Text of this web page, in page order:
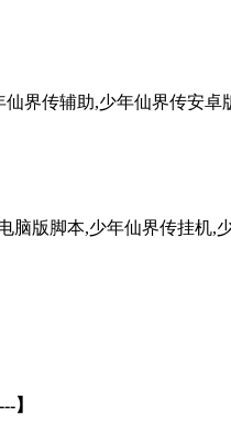
界传辅助,少年仙界传安
脑版脚本,少年仙界传挂机,
】